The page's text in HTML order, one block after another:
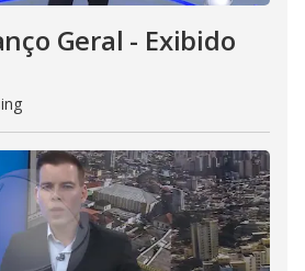
Geral - Exibido